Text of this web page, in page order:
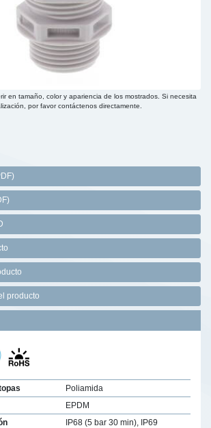
en tamaño, color y apariencia de los mostrados. Si necesita
por favor contáctenos directamente.
producto
Poliamida
EPDM
IP68 (5 bar 30 min), IP69